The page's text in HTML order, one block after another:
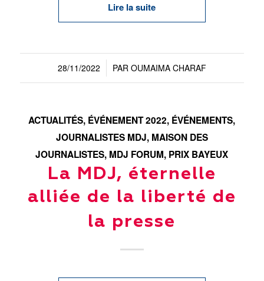
Lire la suite
28/11/2022
/ PAR OUMAIMA CHARAF
ACTUALITÉS, ÉVÉNEMENT 2022, ÉVÉNEMENTS,
JOURNALISTES MDJ, MAISON DES
JOURNALISTES, MDJ FORUM, PRIX BAYEUX
La MDJ, éternelle
alliée de la liberté de
la presse